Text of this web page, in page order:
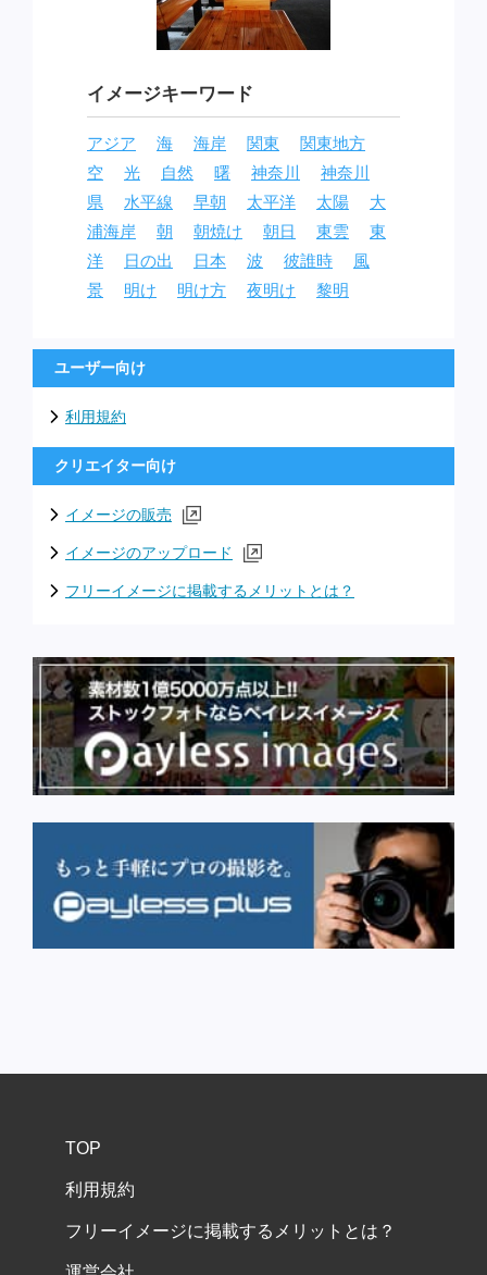
イメージキーワード
アジア 海 海岸 関東
関東地方
空
光 自然 曙 神奈川
神奈川
県
水平線 早朝 太平洋 太陽
大
浦海岸
朝 朝焼け 朝日 東雲
東
洋
日の出 日本 波 彼誰時
風
景
明け 明け方 夜明け 黎明
ユーザー向け
利用規約
クリエイター向け
イメージの販売
イメージのアップロード
フリーイメージに掲載するメリットとは？
TOP
利用規約
フリーイメージに掲載するメリットとは？